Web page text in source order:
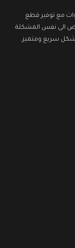
مع توفير قطع
الى نفس المشكلة
بشكل سريع ومتميز.